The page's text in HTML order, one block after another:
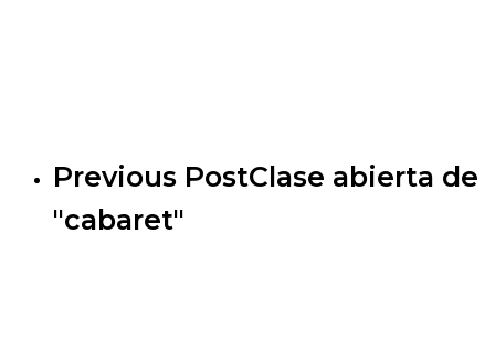
Previous PostClase abierta de
"cabaret"